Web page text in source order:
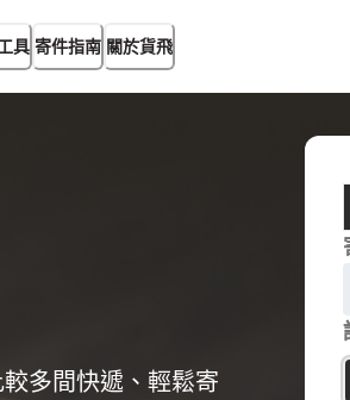
具 寄件指南 關於貨飛
多間快遞、輕鬆寄